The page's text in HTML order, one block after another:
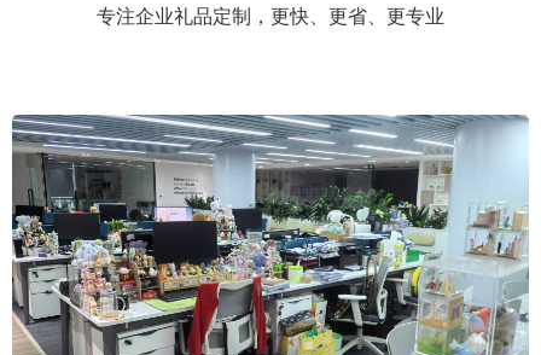
专注企业礼品定制，更快、更省、更专业